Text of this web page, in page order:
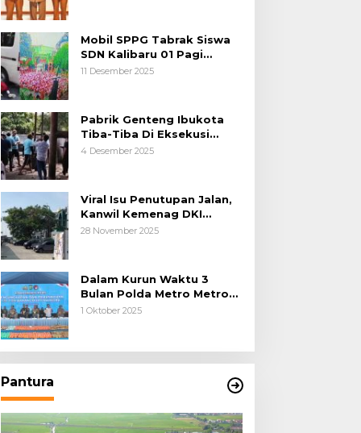
Mobil SPPG Tabrak Siswa
SDN Kalibaru 01 Pagi
Cilincing Jakarta Utara
11 Desember 2025
Pabrik Genteng Ibukota
Tiba-Tiba Di Eksekusi
Jurusita Pengadilan Negeri
4 Desember 2025
Viral Isu Penutupan Jalan,
Kanwil Kemenag DKI
Jakarta Luruskan Fakta
28 November 2025
Dalam Kurun Waktu 3
Bulan Polda Metro Metro
Ungkap 1,14 Ton Narkoba
1 Oktober 2025
Pantura